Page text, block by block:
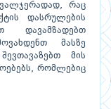
რაც
დასრულების
დავამზადებთ
მასზე
მის
რომლებიც